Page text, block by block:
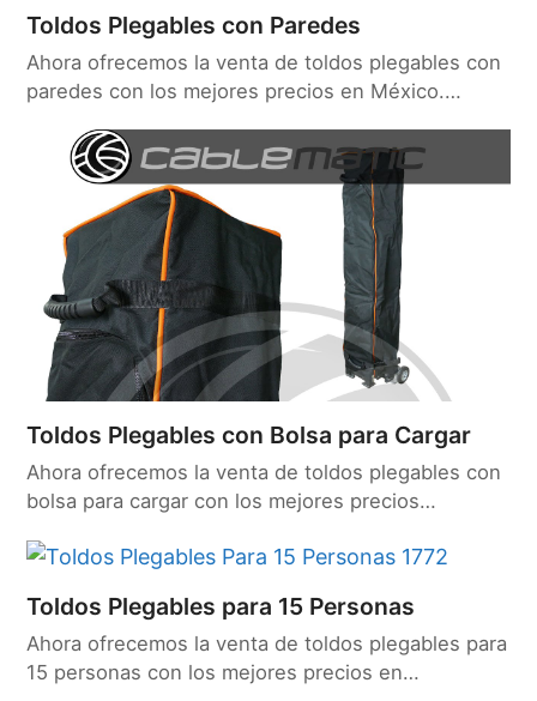
Toldos Plegables con Paredes
Ahora ofrecemos la venta de toldos plegables con
paredes con los mejores precios en México.…
Toldos Plegables con Bolsa para Cargar
Ahora ofrecemos la venta de toldos plegables con
bolsa para cargar con los mejores precios…
Toldos Plegables para 15 Personas
Ahora ofrecemos la venta de toldos plegables para
15 personas con los mejores precios en…